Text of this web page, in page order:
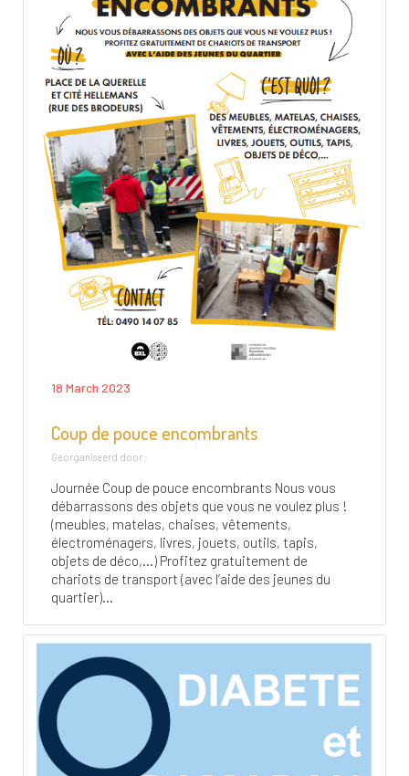
18 March 2023
Coup de pouce encombrants
Georganiseerd door :
Journée Coup de pouce encombrants Nous vous
débarrassons des objets que vous ne voulez plus !
(meubles, matelas, chaises, vêtements,
électroménagers, livres, jouets, outils, tapis,
objets de déco,…) Profitez gratuitement de
chariots de transport (avec l’aide des jeunes du
quartier)...